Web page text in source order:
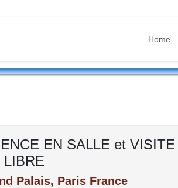
Home
EN SALLE et VISITE
LIBRE
Palais, Paris France